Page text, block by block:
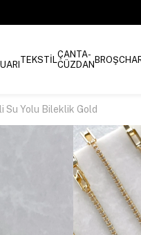
TEKSTİLÇANTA-
CÜZDANBROŞ
Su Yolu Bileklik Gold